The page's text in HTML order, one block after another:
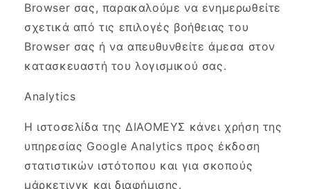
Browser σας, παρακαλούμε να ενημερωθείτε
σχετικά από τις επιλογές βοήθειας του
Browser σας ή να απευθυνθείτε άμεσα στον
κατασκευαστή του λογισμικού σας.
Analytics
Η ιστοσελίδα της ΔΙΑΟΜΕΥΣ κάνει χρήση της
υπηρεσίας Google Analytics προς έκδοση
στατιστικών ιστότοπου και για σκοπούς
μάρκετινγκ και διαφήμισης.